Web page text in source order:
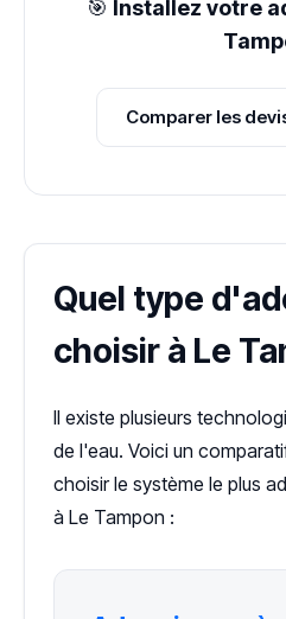
🎯 Installez votre
Comparer les
Quel type
choisir à Le
Il existe plusieurs
de l'eau. Voici un
choisir le système le plus
à Le Tampon :